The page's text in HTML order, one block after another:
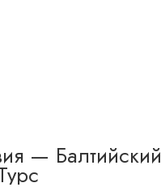
— Балтийский